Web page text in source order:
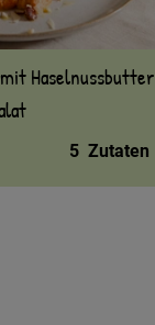
Haselnussbutter
5 Zutaten